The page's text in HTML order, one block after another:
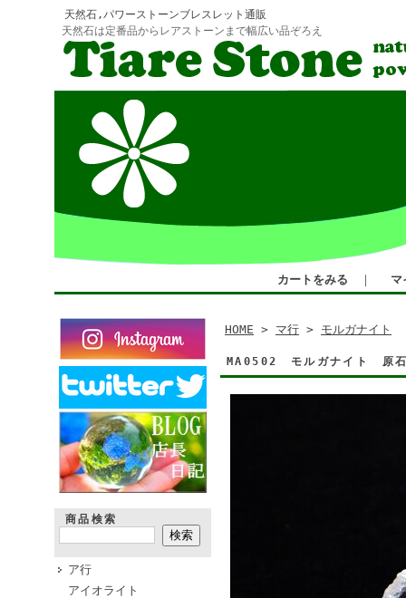
天然石,パワーストーンブレスレット通販
天然石は定番品からレアストーンまで幅広い品ぞろえ
カートをみる ｜ マ
商品検索
ア行
アイオライト
HOME > マ行 > モルガナイト
MA0502 モルガナイト 原